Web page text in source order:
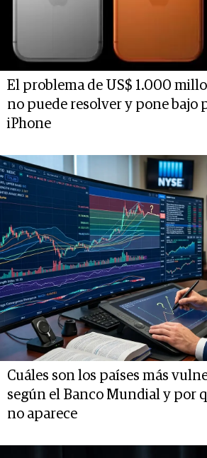
El problema de US$ 1.000
no puede resolver y pone bajo
iPhone
Cuáles son los países más
según el Banco Mundial y por
no aparece